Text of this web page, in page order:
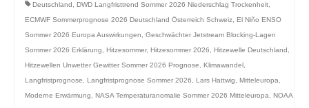
Deutschland DWD Langfristtrend Sommer 2026 Niederschlag Trockenheit
ECMWF Sommerprognose 2026 Deutschland Österreich Schweiz El Niño ENSO
Sommer 2026 Europa Auswirkungen
Geschwächter Jetstream Blocking-Lagen
Sommer 2026 Erklärung
Hitzesommer, Hitzesommer 2026 Hitzewelle Deutschland
Hitzewellen Unwetter Gewitter Sommer 2026 Prognose
Klimawandel
Langfristprognose
Langfristprognose Sommer 2026 Lars Hattwig Mitteleuropa
Moderne Erwärmung
NASA Temperaturanomalie Sommer 2026 Mitteleuropa
NOAA